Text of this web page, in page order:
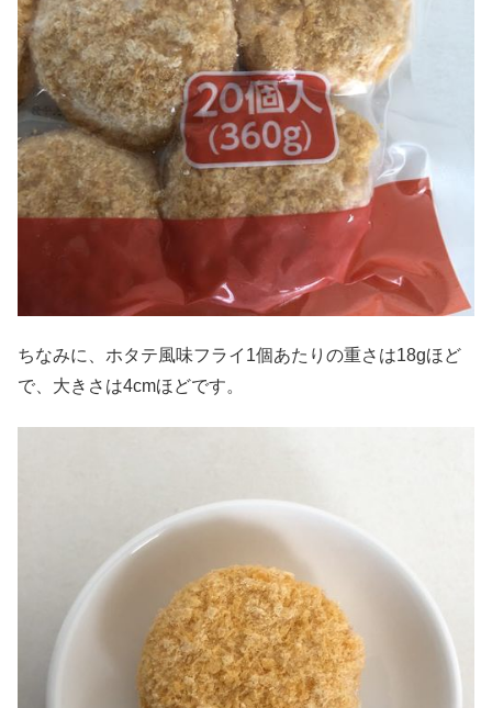
ちなみに、ホタテ風味フライ1個あたりの重さは18gほど
で、大きさは4cmほどです。